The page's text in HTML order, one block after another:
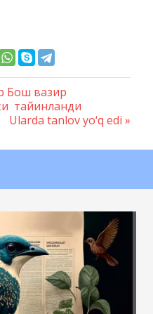
Бош вазир
тайинланди
Следующая
Ularda tanlov yo‘q edi